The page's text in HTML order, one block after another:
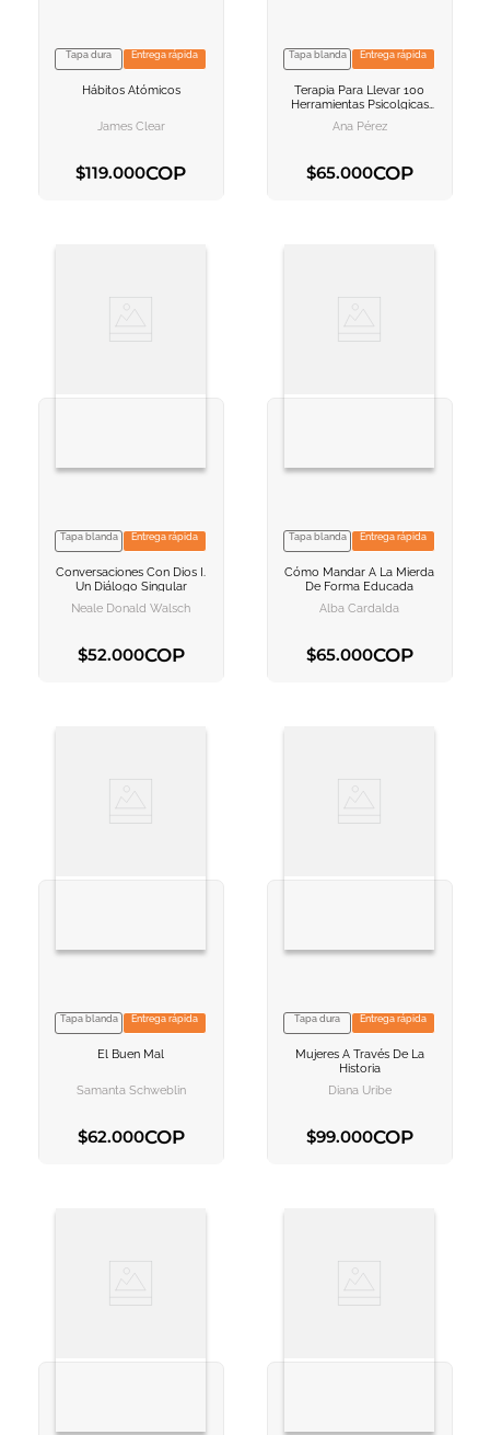
VER INFORMACION
Tapa dura Entrega rápida
Hábitos Atómicos
James Clear
$119.000COP
VER INFORMACION
AGREGAR AL
Tapa blanda Entrega rápida
Terapia Para Llevar 100
Herramientas Psicolgicas
Para Llevar Mejor Tu Da A
Da
Ana Pérez
$65.000COP
VER INFORMACION
AGREGAR AL
Tapa blanda Entrega rápida
Conversaciones Con Dios I.
Un Diálogo Singular
Neale Donald Walsch
$52.000COP
VER INFORMACION
AGREGAR AL
Tapa blanda Entrega rápida
Cómo Mandar A La Mierda
De Forma Educada
Alba Cardalda
$65.000COP
VER INFORMACION
Tapa blanda Entrega rápida
El Buen Mal
Samanta Schweblin
$62.000COP
VER INFORMACION
AGREGAR AL
Tapa dura Entrega rápida
Mujeres A Través De La
Historia
Diana Uribe
$99.000COP